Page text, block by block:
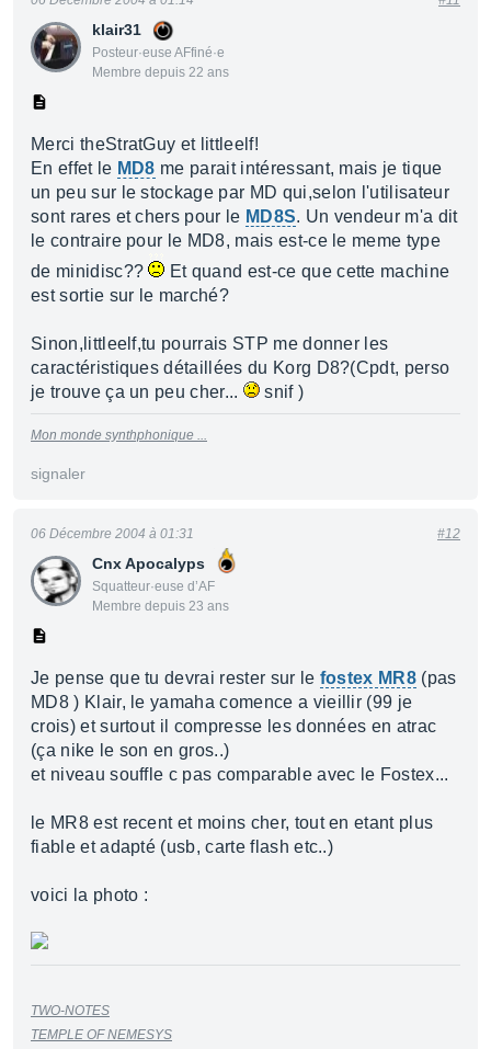
klair31
Posteur·euse AFfiné·e
Membre depuis 22 ans
Merci theStratGuy et littleelf!
En effet le MD8 me parait intéressant, mais je tique
un peu sur le stockage par MD qui,selon l'utilisateur
sont rares et chers pour le MD8S. Un vendeur m'a dit
le contraire pour le MD8, mais est-ce le meme type
de minidisc??
Et quand est-ce que cette machine
est sortie sur le marché?
Sinon,littleelf,tu pourrais STP me donner les
caractéristiques détaillées du Korg D8?(Cpdt, perso
je trouve ça un peu cher...
snif )
Mon monde synthphonique ...
signaler
Cnx Apocalyps
Squatteur·euse d’AF
Membre depuis 23 ans
06 Décembre 2004 à 01:31 #12
Je pense que tu devrai rester sur le fostex MR8 (pas
MD8 ) Klair, le yamaha comence a vieillir (99 je
crois) et surtout il compresse les données en atrac
(ça nike le son en gros..)
et niveau souffle c pas comparable avec le Fostex...
le MR8 est recent et moins cher, tout en etant plus
fiable et adapté (usb, carte flash etc..)
voici la photo :
TWO-NOTES
TEMPLE OF NEMESYS